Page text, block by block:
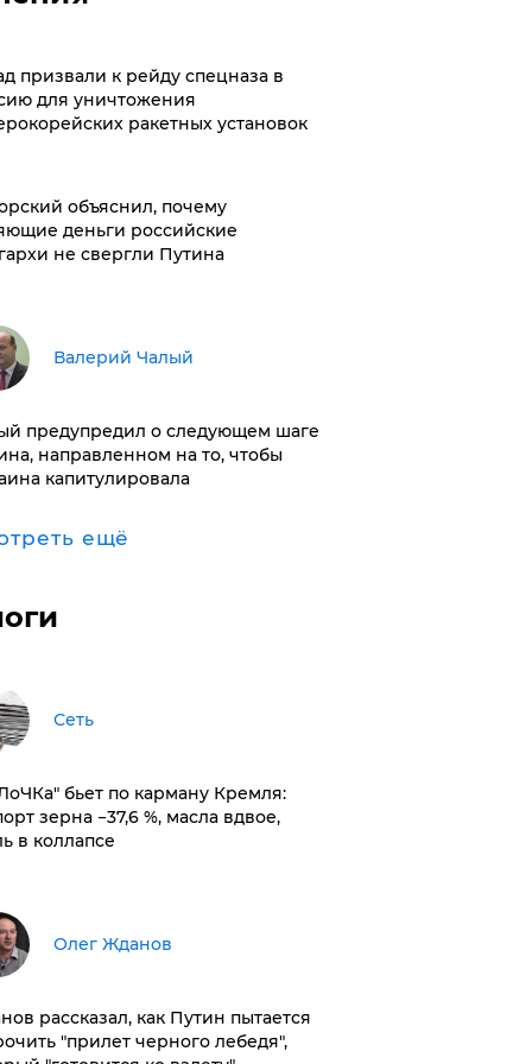
призвали к рейду спецназа в
для уничтожения
ракетных установок
объяснил, почему
деньги российские
не свергли Путина
Валерий Чалый
предупредил о следующем шаге
направленном на то, чтобы
капитулировала
ещё
Сеть
бьет по карману Кремля:
зерна −37,6 %, масла вдвое,
в коллапсе
Олег Жданов
рассказал, как Путин пытается
"прилет черного лебедя",